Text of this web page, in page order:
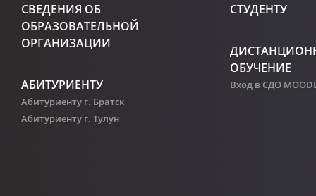
СВЕДЕНИЯ ОБ
ОБРАЗОВАТЕЛЬНОЙ
ОРГАНИЗАЦИИ
АБИТУРИЕНТУ
Абитуриенту г. Братск
Абитуриенту г. Тулун
СТУДЕНТУ
ОБУЧЕНИЕ
Вход в СДО